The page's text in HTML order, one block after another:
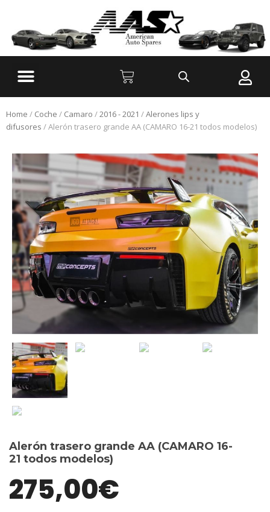
Home / Coche / Camaro /2016 - 2021 /Alerones lips y
difusores / Alerón trasero grande AA (CAMARO 16-21 todos modelos)
Alerón trasero grande AA (CAMARO 16-
21 todos modelos)
275,00€